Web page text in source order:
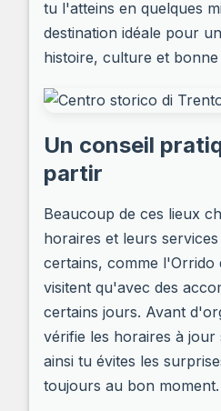
tu l'atteins en quelques
destination idéale pour
histoire, culture et bonne
Un conseil
partir
Beaucoup de ces lieux
horaires et leurs
certains, comme l'Orrido
visitent qu'avec des
certains jours. Avant
vérifie les horaires à jour
ainsi tu évites les
toujours au bon moment.